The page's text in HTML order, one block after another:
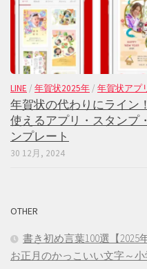
LINE / 年賀状2025年 / 年賀状アプ
年賀状の代わりにライン
使えるアプリ・スタンプ
ンプレート
30 12月, 2024
OTHER
書き初め言葉100選【2025
お正月のかっこいい文字～